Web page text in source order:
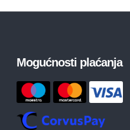
Mogućnosti plaćanja